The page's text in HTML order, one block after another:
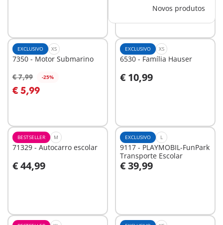
Novos produtos
EXCLUSIVO XS
7350 - Motor Submarino
€ 7,99 -25%
€ 5,99
Ao carrinho
EXCLUSIVO XS
6530 - Família Hauser
€ 10,99
Ao carrinho
BESTSELLER M
71329 - Autocarro escolar
€ 44,99
Ao carrinho
EXCLUSIVO L
9117 - PLAYMOBIL-FunPark
Transporte Escolar
€ 39,99
Ao carrinho